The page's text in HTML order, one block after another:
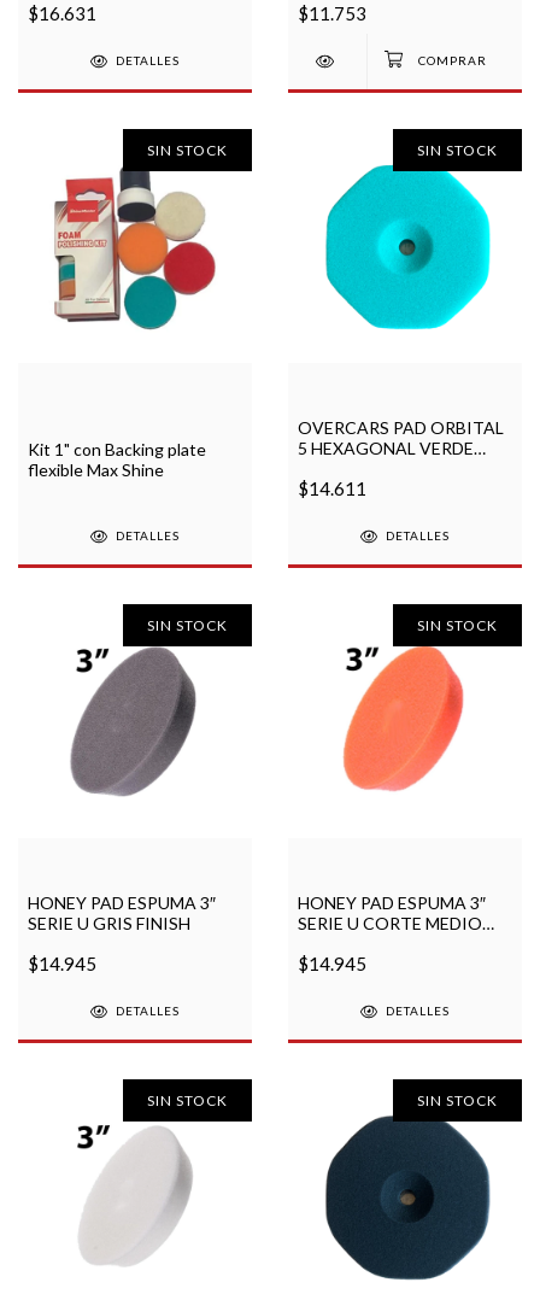
$16.631
DETALLES
$11.753
SIN STOCK
Kit 1" con Backing plate
flexible Max Shine
DETALLES
SIN STOCK
OVERCARS PAD ORBITAL
5 HEXAGONAL VERDE
$14.611
DETALLES
SIN STOCK
HONEY PAD ESPUMA 3″
SERIE U GRIS FINISH
$14.945
DETALLES
SIN STOCK
HONEY PAD ESPUMA 3″
SERIE U CORTE MEDIO
$14.945
DETALLES
SIN STOCK SIN STOCK